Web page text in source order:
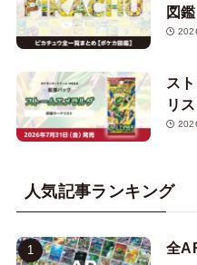
図鑑
ス
リ
人気記事ランキング
全